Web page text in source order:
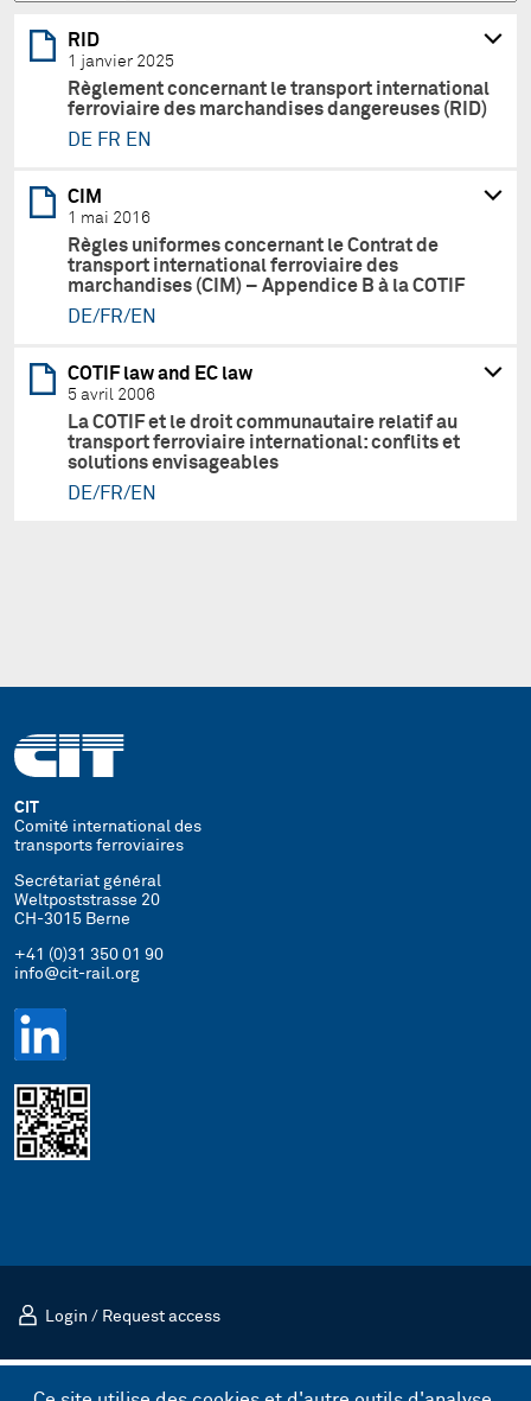
RID
1 janvier 2025
Règlement concernant le transport international
ferroviaire des marchandises dangereuses (RID)
DE FR EN
CIM
1 mai 2016
Règles uniformes concernant le Contrat de
transport international ferroviaire des
marchandises (CIM) – Appendice B à la COTIF
DE/FR/EN
COTIF law and EC law
5 avril 2006
La COTIF et le droit communautaire relatif au
transport ferroviaire international: conflits et
solutions envisageables
DE/FR/EN
CIT
Comité international des
transports ferroviaires
Secrétariat général
Weltpoststrasse 20
CH-3015 Berne
+41 (0)31 350 01 90
info@cit-rail.org
Mentions légales Politique de confidentialité
Login / Request access